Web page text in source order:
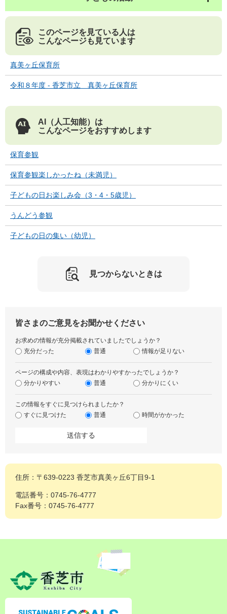
このページを見ている人は
こんなページも見ています
真美ヶ丘保育所
令和８年度 - 香芝市立 真美ヶ丘保育所
AI（人工知能）は
こんなページをおすすめします
保育参観
保育参観楽しかったね（未満児）
子どもの日お楽しみ会（3・4・5歳児）
うんどう参観
子どもの日の集い（幼児）
見つからないときは
皆さまのご意見をお聞かせください
お求めの情報が充分掲載されていましたでしょうか？
充分だった
普通 情報が足りない
ページの構成や内容、表現はわかりやすかったでしょうか？
分かりやすい
普通 分かりにくい
この情報をすぐに見つけられましたか？
すぐに見つけた
普通 時間がかかった
住所：〒639-0223 香芝市真美ヶ丘6丁目9-1
電話番号：0745-76-4777
Fax番号：0745-76-4777